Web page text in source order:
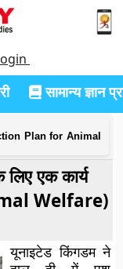
सामान्य ज्ञान
Plan for Animal
एक कार्य
Welfare)
यूनाइटेड किंगडम ने